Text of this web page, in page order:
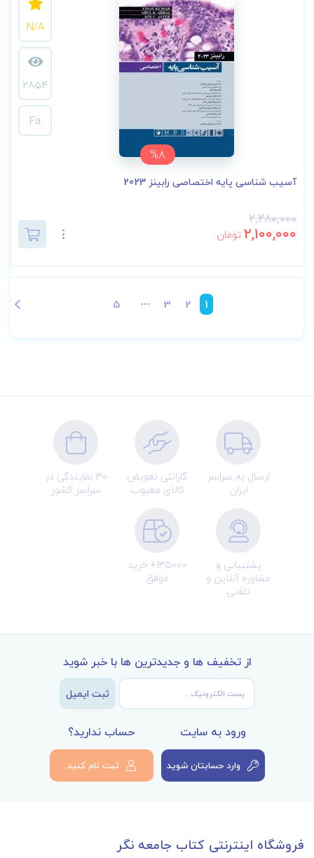
%8
N/A
2854
Fa
آسیب شناسی پایه اختصاصی رابینز 2023
2,280,000
2,100,000 تومان
1
2
3
5
ارسال به سراسر
ایران
گارانتی تعویض
کالای معیوب
30 نمایندگی در
سراسر کشور
پشتیبانی و
مشاوره آنلاین و
تلفنی
135000+ خرید
موفق
از تخفیف ها و جدیدترین ها با خبر شوید
ثبت ایمیل
ورود به سایت
وارد حسابتان شوید
حساب ندارید؟
ثبت نام کنید
فروشگاه اینترنتی کتاب جامعه نگر